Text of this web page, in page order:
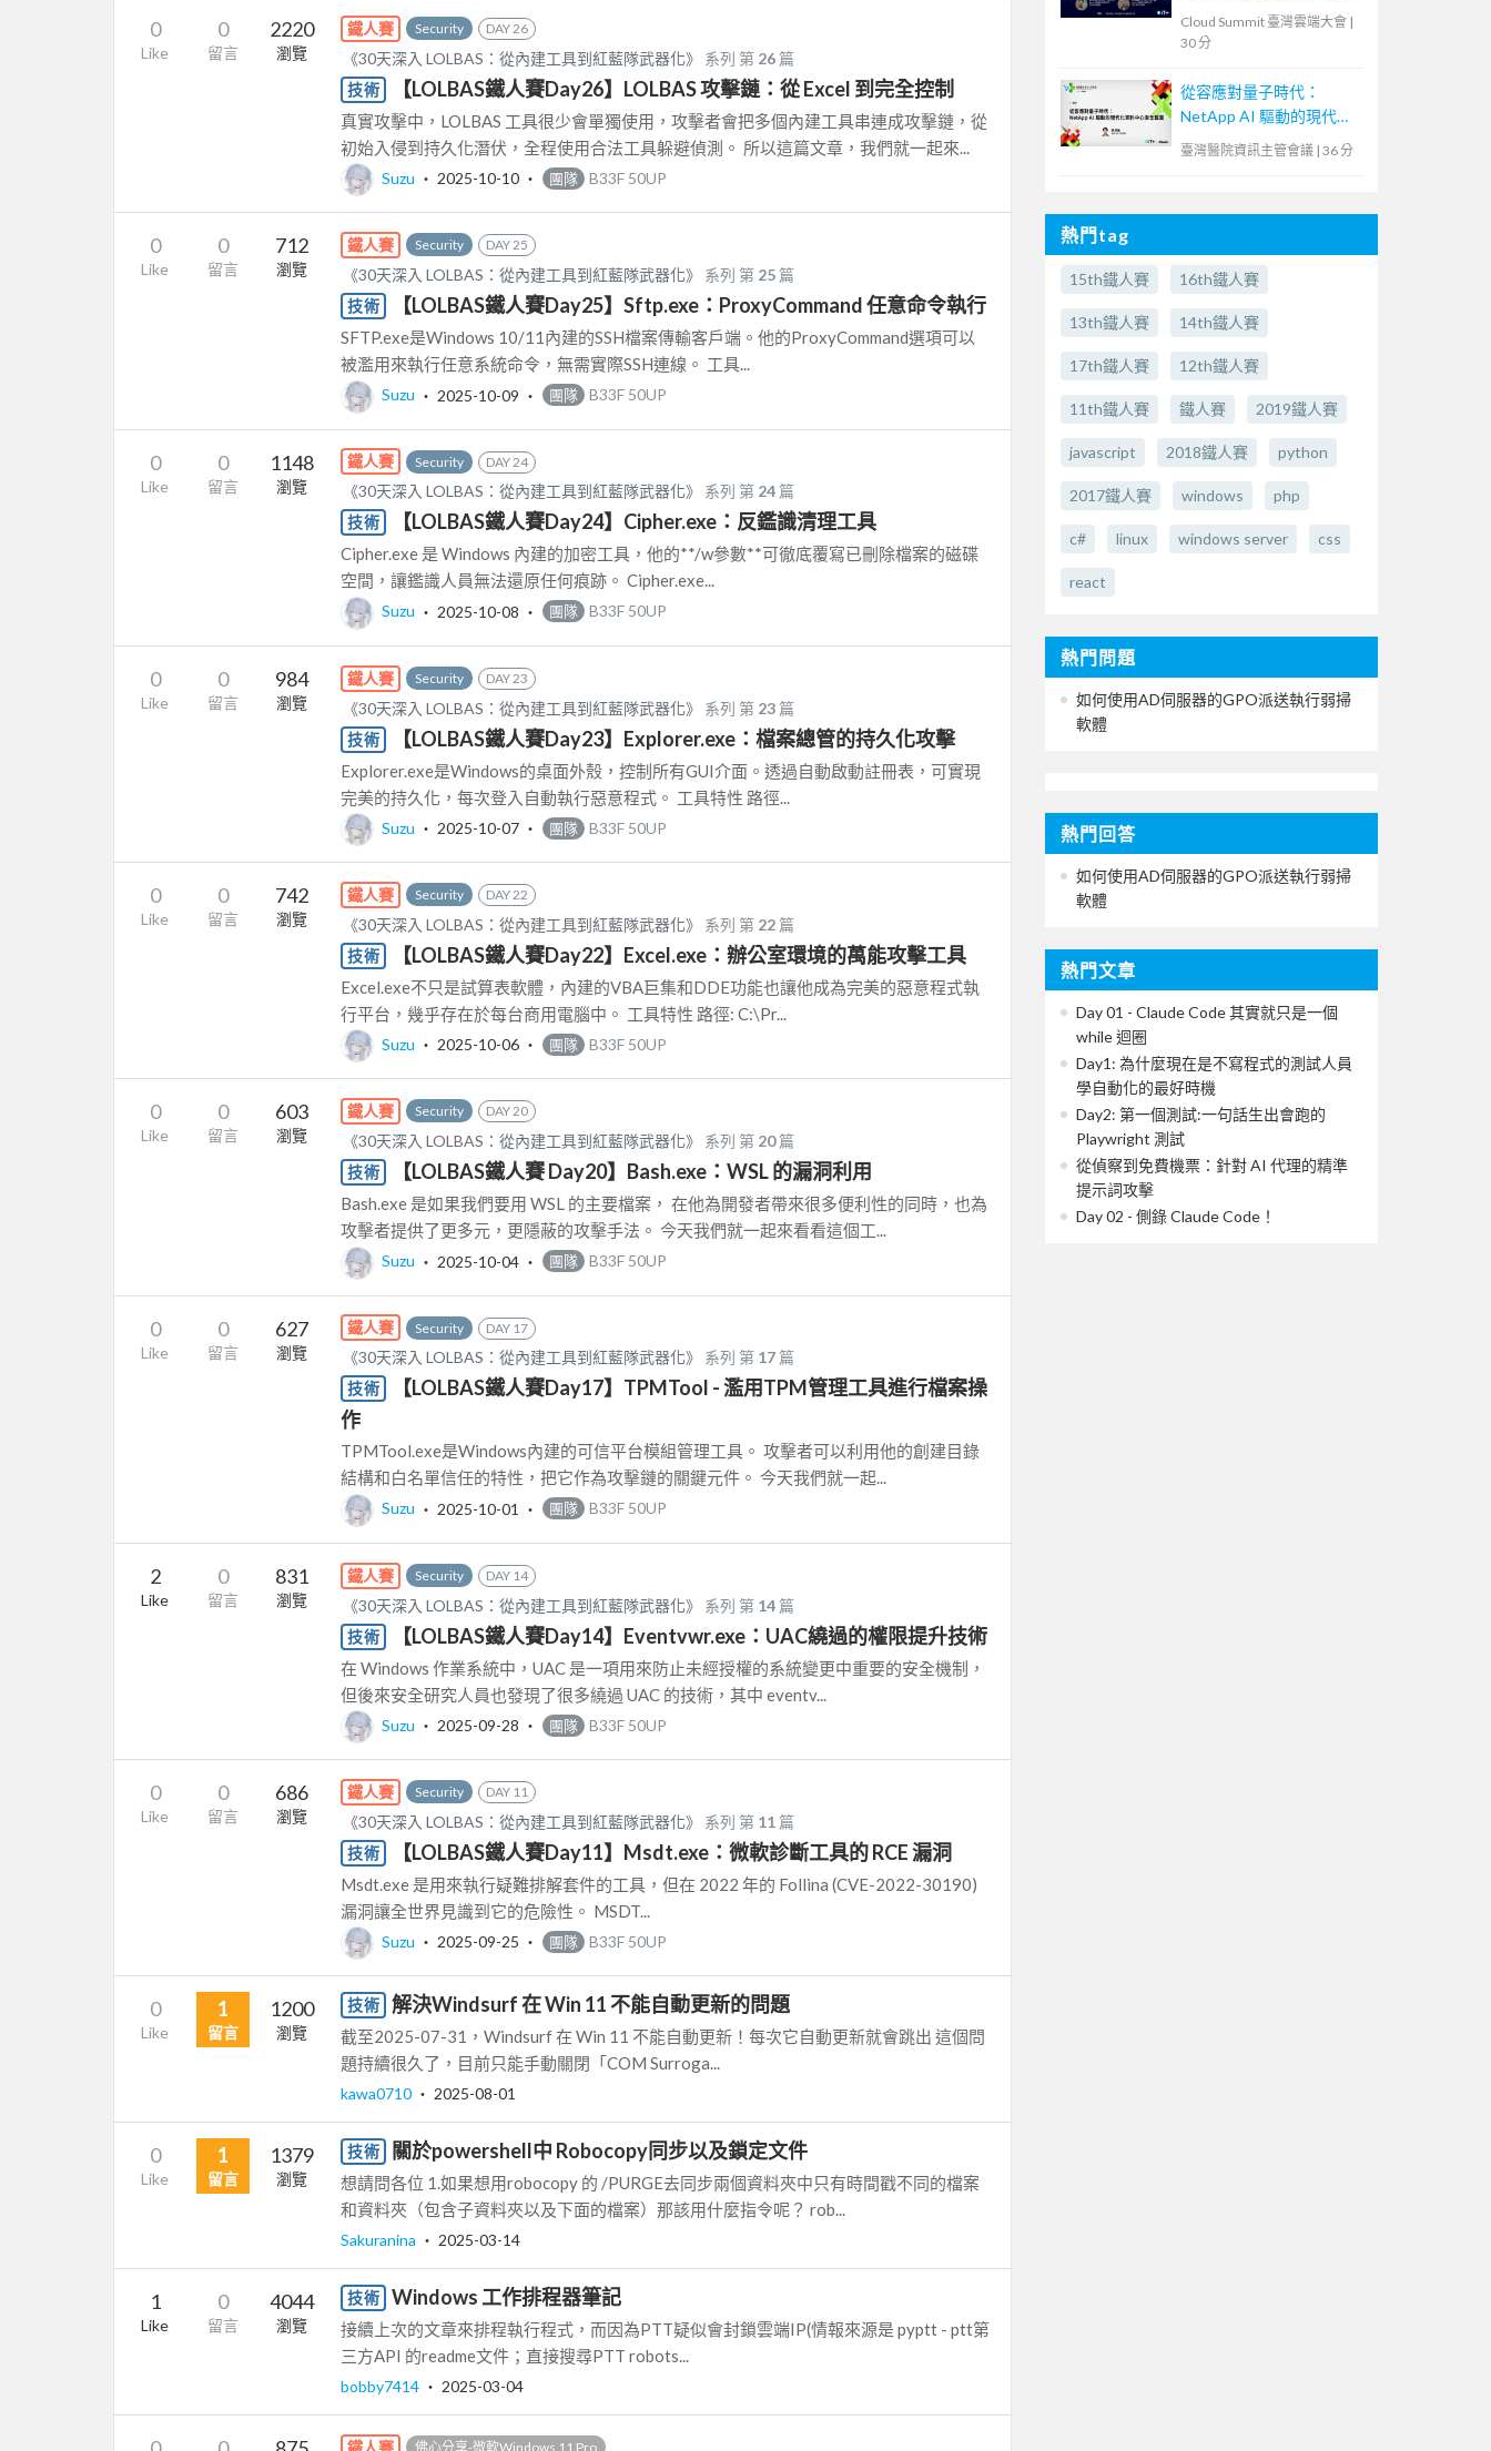
0
Like
0
留言
2220
瀏覽
鐵人賽 Security DAY 26
《30天深入 LOLBAS：從內建工具到紅藍隊武器化》 系列 第 26 篇
技術
【LOLBAS鐵人賽Day26】LOLBAS 攻擊鏈：從 Excel 到完全控制
真實攻擊中，LOLBAS 工具很少會單獨使用，攻擊者會把多個內建工具串連成攻擊鏈，從
初始入侵到持久化潛伏，全程使用合法工具躲避偵測。 所以這篇文章，我們就一起來...
Suzu ‧ 2025-10-10 ‧ 團隊 B33F 50UP
0
Like
0
留言
712
瀏覽
鐵人賽 Security DAY 25
《30天深入 LOLBAS：從內建工具到紅藍隊武器化》 系列 第 25 篇
技術
【LOLBAS鐵人賽Day25】Sftp.exe：ProxyCommand 任意命令執行
SFTP.exe是Windows 10/11內建的SSH檔案傳輸客戶端。他的ProxyCommand選項可以
被濫用來執行任意系統命令，無需實際SSH連線。 工具...
Suzu ‧ 2025-10-09 ‧ 團隊 B33F 50UP
0
Like
0
留言
1148
瀏覽
鐵人賽 Security DAY 24
《30天深入 LOLBAS：從內建工具到紅藍隊武器化》 系列 第 24 篇
技術
【LOLBAS鐵人賽Day24】Cipher.exe：反鑑識清理工具
Cipher.exe 是 Windows 內建的加密工具，他的**/w參數**可徹底覆寫已刪除檔案的磁碟
空間，讓鑑識人員無法還原任何痕跡。 Cipher.exe...
Suzu ‧ 2025-10-08 ‧ 團隊 B33F 50UP
0
Like
0
留言
984
瀏覽
鐵人賽 Security DAY 23
《30天深入 LOLBAS：從內建工具到紅藍隊武器化》 系列 第 23 篇
技術
【LOLBAS鐵人賽Day23】Explorer.exe：檔案總管的持久化攻擊
Explorer.exe是Windows的桌面外殼，控制所有GUI介面。透過自動啟動註冊表，可實現
完美的持久化，每次登入自動執行惡意程式。 工具特性 路徑...
Suzu ‧ 2025-10-07 ‧ 團隊 B33F 50UP
0
Like
0
留言
742
瀏覽
鐵人賽 Security DAY 22
《30天深入 LOLBAS：從內建工具到紅藍隊武器化》 系列 第 22 篇
技術
【LOLBAS鐵人賽Day22】Excel.exe：辦公室環境的萬能攻擊工具
Excel.exe不只是試算表軟體，內建的VBA巨集和DDE功能也讓他成為完美的惡意程式執
行平台，幾乎存在於每台商用電腦中。 工具特性 路徑: C:\Pr...
Suzu ‧ 2025-10-06 ‧ 團隊 B33F 50UP
0
Like
0
留言
603
瀏覽
鐵人賽 Security DAY 20
《30天深入 LOLBAS：從內建工具到紅藍隊武器化》 系列 第 20篇
技術
【LOLBAS鐵人賽 Day20】Bash.exe：WSL 的漏洞利用
Bash.exe 是如果我們要用 WSL 的主要檔案， 在他為開發者帶來很多便利性的同時，也為
攻擊者提供了更多元，更隱蔽的攻擊手法。 今天我們就一起來看看這個工...
Suzu ‧ 2025-10-04 ‧ 團隊 B33F 50UP
0
Like
0
留言
627
瀏覽
鐵人賽 Security DAY 17
《30天深入 LOLBAS：從內建工具到紅藍隊武器化》 系列 第 17 篇
技術
【LOLBAS鐵人賽Day17】TPMTool - 濫用TPM管理工具進行檔案操
作
TPMTool.exe是Windows內建的可信平台模組管理工具。 攻擊者可以利用他的創建目錄
結構和白名單信任的特性，把它作為攻擊鏈的關鍵元件。 今天我們就一起...
Suzu ‧ 2025-10-01 ‧ 團隊 B33F 50UP
2
Like
0
留言
831
瀏覽
鐵人賽 Security DAY 14
《30天深入 LOLBAS：從內建工具到紅藍隊武器化》 系列 第 14 篇
技術
【LOLBAS鐵人賽Day14】Eventvwr.exe：UAC繞過的權限提升技術
在 Windows 作業系統中，UAC 是一項用來防止未經授權的系統變更中重要的安全機制，
但後來安全研究人員也發現了很多繞過 UAC 的技術，其中 eventv...
Suzu ‧ 2025-09-28 ‧ 團隊 B33F 50UP
0
Like
0
留言
686
瀏覽
鐵人賽 Security DAY 11
《30天深入 LOLBAS：從內建工具到紅藍隊武器化》 系列 第 11 篇
技術
【LOLBAS鐵人賽Day11】Msdt.exe：微軟診斷工具的 RCE 漏洞
Msdt.exe 是用來執行疑難排解套件的工具，但在 2022 年的 Follina (CVE-2022-30190)
漏洞讓全世界見識到它的危險性。 MSDT...
Suzu ‧ 2025-09-25 ‧ 團隊 B33F 50UP
0
Like
1
留言
1200
瀏覽
技術 解決Windsurf 在 Win 11 不能自動更新的問題
截至2025-07-31，Windsurf 在 Win 11 不能自動更新！每次它自動更新就會跳出 這個問
題持續很久了，目前只能手動關閉「COM Surroga...
kawa0710 ‧ 2025-08-01
0
Like
1
留言
1379
瀏覽
技術 關於powershell中 Robocopy同步以及鎖定文件
想請問各位 1.如果想用robocopy 的 /PURGE去同步兩個資料夾中只有時間戳不同的檔案
和資料夾（包含子資料夾以及下面的檔案）那該用什麼指令呢？ rob...
Sakuranina ‧ 2025-03-14
1
Like
0
留言
4044
瀏覽
技術 Windows 工作排程器筆記
接續上次的文章來排程執行程式，而因為PTT疑似會封鎖雲端IP(情報來源是 pyptt - ptt第
三方API 的readme文件；直接搜尋PTT robots...
bobby7414 ‧ 2025-03-04
鐵人賽 佛心分享-微軟Windows 11 Pro
率，4 個導入案例分析
Cloud Summit 臺灣雲端大會 |
30 分
從容應對量子時代：
NetApp AI 驅動的現代化
資料中心安全藍圖
臺灣醫院資訊主管會議 | 36 分
熱門tag
15th鐵人賽 16th鐵人賽
13th鐵人賽 14th鐵人賽
17th鐵人賽 12th鐵人賽
11th鐵人賽 鐵人賽 2019鐵人賽
javascript 2018鐵人賽 python
2017鐵人賽 windows php
c# linux windows server css
react
熱門問題
如何使用AD伺服器的GPO派送執行弱掃
軟體
熱門回答
如何使用AD伺服器的GPO派送執行弱掃
軟體
熱門文章
Day 01 - Claude Code 其實就只是一個
while 迴圈
Day1: 為什麼現在是不寫程式的測試人員
學自動化的最好時機
Day2: 第一個測試:一句話生出會跑的
Playwright 測試
從偵察到免費機票：針對 AI 代理的精準
提示詞攻擊
Day 02 - 側錄 Claude Code！